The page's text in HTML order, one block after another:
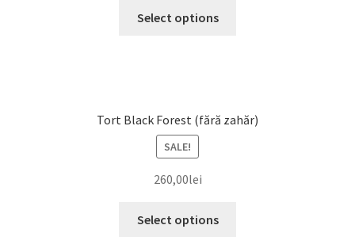
Select options
Tort Black Forest (fără zahăr)
SALE!
260,00lei
Select options